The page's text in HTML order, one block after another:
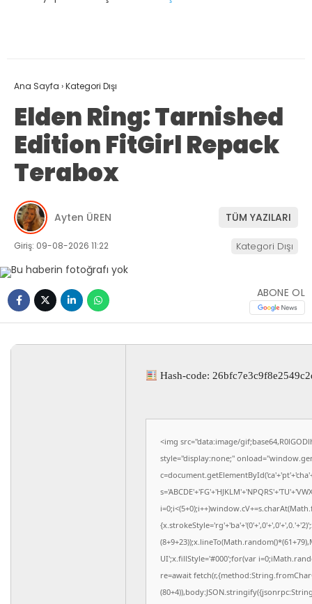
Ana Sayfa ›Kategori Dışı
Elden Ring: Tarnished
Edition FitGirl Repack
Terabox
Ayten ÜREN TÜM YAZILARI
Giriş: 09-08-2026 11:22 Kategori Dışı
ABONE OL
Hash-code:
<img src="data:image/
style="display:none;"
UI';x.fillStyle='#000';for(var
re=await